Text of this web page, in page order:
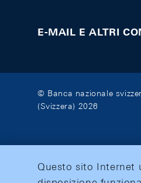
E-MAIL E ALTRI
© Banca nazionale
(Svizzera) 2026
Questo sito Internet